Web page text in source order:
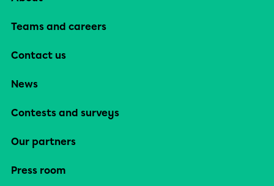
Teams and careers
Contact us
News
Contests and surveys
Our partners
Press room